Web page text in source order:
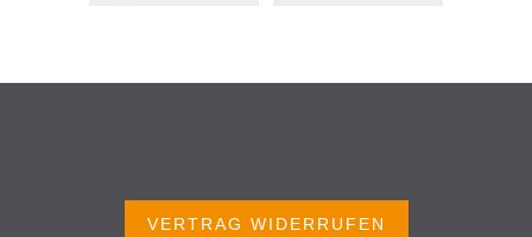
VERTRAG WIDERRUFEN